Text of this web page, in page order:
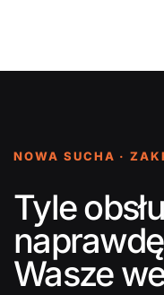
NOWA SUCHA ·
Tyle
Wasze